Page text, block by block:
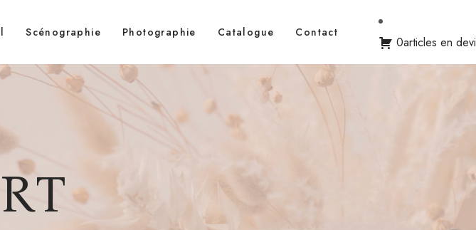
Scénographie Photographie Catalogue Contact
0articles en